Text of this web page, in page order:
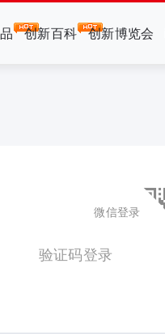
创新百科 创新博览会
微信登录
验证码登录